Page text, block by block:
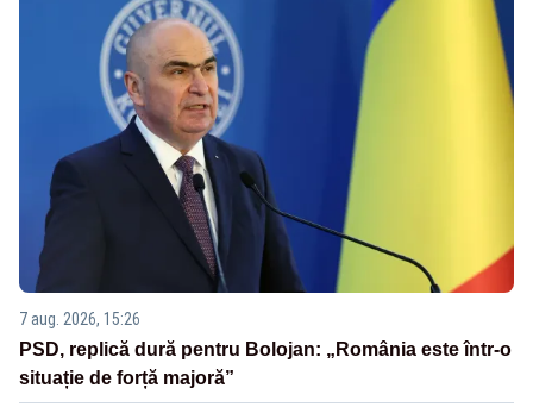
7 aug. 2026, 15:26
PSD, replică dură pentru Bolojan: „România este într-o
situație de forță majoră”